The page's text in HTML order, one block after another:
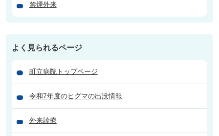
禁煙外来
よく見られるページ
町立病院トップページ
令和7年度のヒグマの出没情報
外来診療